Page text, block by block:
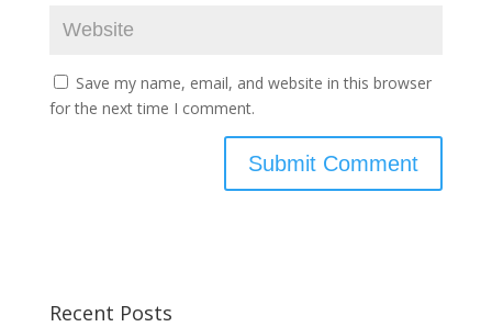
Save my name, email, and website in this browser
for the next time I comment.
Recent Posts